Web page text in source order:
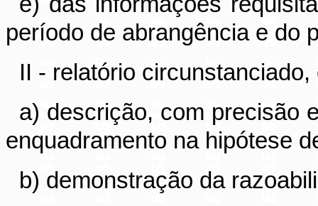
período de abrangência e do
II - relatório
a) descrição, com precisão
enquadramento na hipótese
b) demonstração da